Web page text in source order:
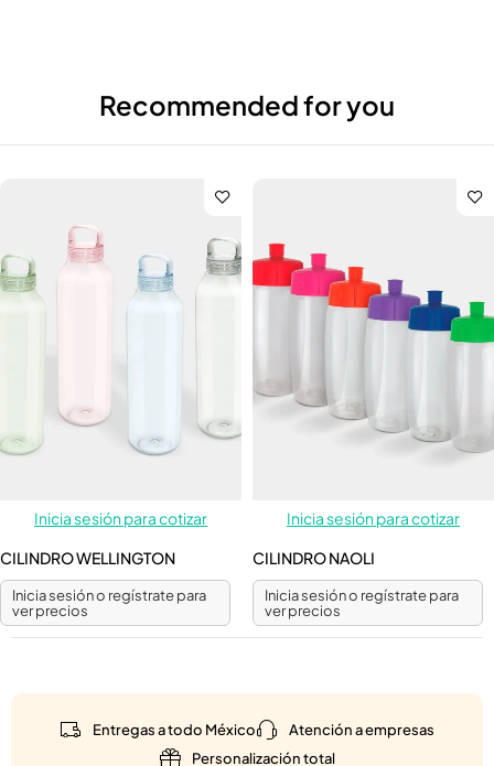
Recommended for you
Inicia sesión para cotizar
CILINDRO WELLINGTON
Inicia sesión o regístrate para
ver precios
Inicia sesión para cotizar
CILINDRO NAOLI
Inicia sesión o regístrate para
ver precios
Entregas a todo México
Atención a empresas
Personalización total